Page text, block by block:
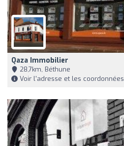
Qaza Immobilier
28,7km, Béthune
Voir l'adresse et les coordonnées